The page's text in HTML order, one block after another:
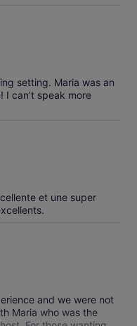
setting. Maria was an
can’t speak more
et une super
and we were not
Maria who was the